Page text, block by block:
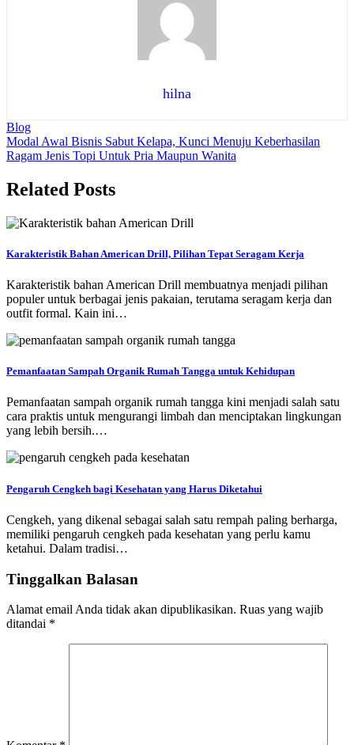
hilna
Blog
Navigasi
pos
Modal Awal Bisnis Sabut Kelapa, Kunci Menuju Keberhasilan
Ragam Jenis Topi Untuk Pria Maupun Wanita
Related Posts
Karakteristik Bahan American Drill, Pilihan Tepat Seragam Kerja
Karakteristik bahan American Drill membuatnya menjadi pilihan
populer untuk berbagai jenis pakaian, terutama seragam kerja dan
outfit formal. Kain ini…
Pemanfaatan Sampah Organik Rumah Tangga untuk Kehidupan
Pemanfaatan sampah organik rumah tangga kini menjadi salah satu
cara praktis untuk mengurangi limbah dan menciptakan lingkungan
yang lebih bersih.…
Pengaruh Cengkeh bagi Kesehatan yang Harus Diketahui
Cengkeh, yang dikenal sebagai salah satu rempah paling berharga,
memiliki pengaruh cengkeh pada kesehatan yang perlu kamu
ketahui. Dalam tradisi…
Tinggalkan Balasan
Alamat email Anda tidak akan dipublikasikan. Ruas yang wajib
ditandai *